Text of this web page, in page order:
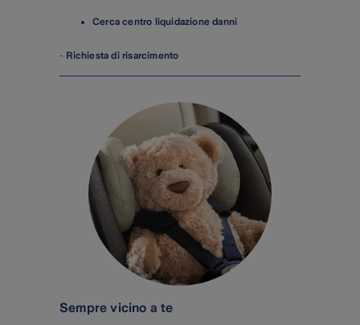
Cerca centro liquidazione danni
- Richiesta di risarcimento
Sempre vicino a te